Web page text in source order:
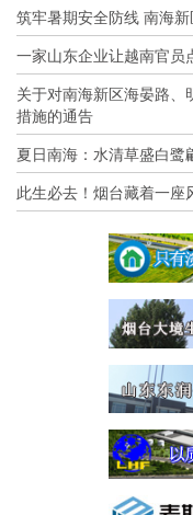
筑牢暑期安全防线 南海
一家山东企业让越南官员
关于对南海新区海晏路
措施的通告
夏日南海：水清草盛白鹭
此生必去！烟台藏着一座